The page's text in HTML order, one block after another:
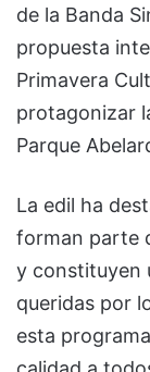
de la Banda
propuesta
Primavera
protagonizar
Parque
La edil ha
forman parte
y constituyen
queridas por
esta